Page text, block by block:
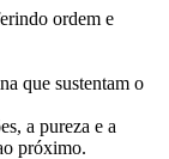
ordem e
que sustentam o
a pureza e a
próximo.